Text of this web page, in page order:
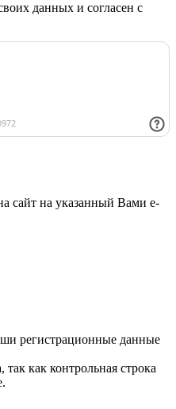
данных и согласен с
сайт на указанный Вами e-
регистрационные данные
как контрольная строка